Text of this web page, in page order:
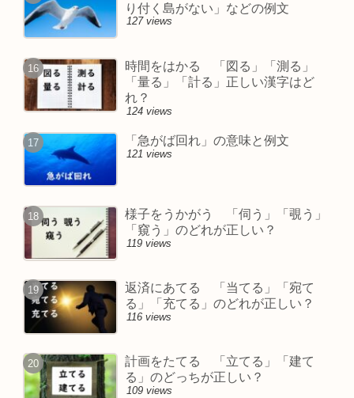
り付く島がない」などの例文
127 views
時間をはかる 「図る」「測る」
「量る」「計る」正しい漢字はど
れ？
124 views
「急がば回れ」の意味と例文
121 views
様子をうかがう 「伺う」「覗う」
「窺う」のどれが正しい？
119 views
返済にあてる 「当てる」「宛て
る」「充てる」のどれが正しい？
116 views
計画をたてる 「立てる」「建て
る」のどっちが正しい？
109 views